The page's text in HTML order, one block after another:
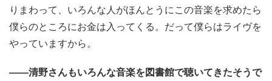
りまわって、いろんな人がほんとうにこの音楽を求めたら
僕らのところにお金は入ってくる。だって僕らはライヴを
やっていますから。
――清野さんもいろんな音楽を図書館で聴いてきたそうで